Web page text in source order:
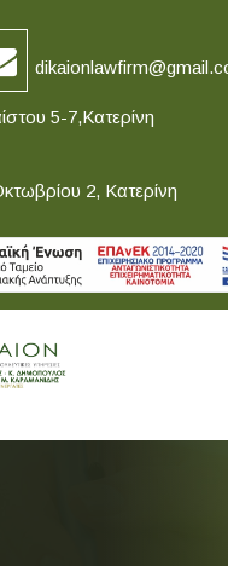
5-7,Κατερίνη
2, Κατερίνη